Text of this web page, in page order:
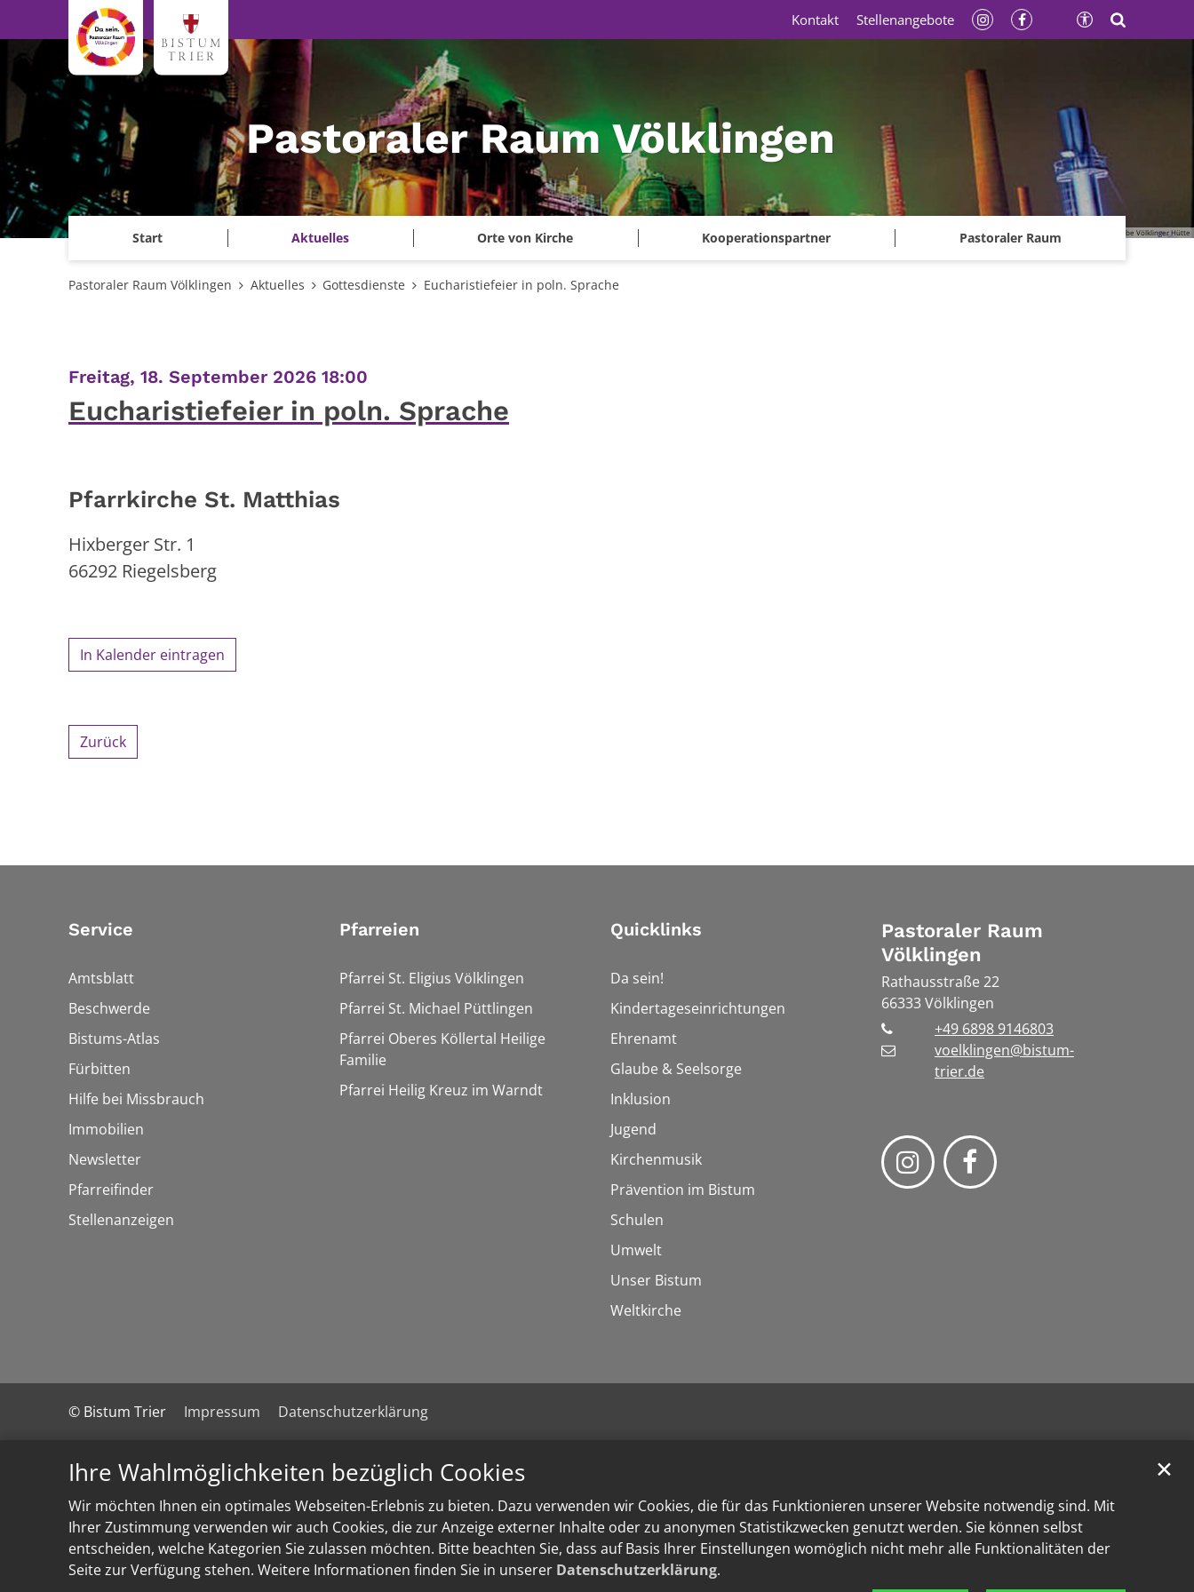
Ihre Wahlmöglichkeiten bezüglich Cookies
Wir möchten Ihnen ein optimales Webseiten-Erlebnis zu bieten. Dazu verwenden wir Cookies, die für das Funktionieren unserer Website notwendig sind. Mit
Ihrer Zustimmung verwenden wir auch Cookies, die zur Anzeige externer Inhalte oder zu anonymen Statistikzwecken genutzt werden. Sie können selbst
entscheiden, welche Kategorien Sie zulassen möchten. Bitte beachten Sie, dass auf Basis Ihrer Einstellungen womöglich nicht mehr alle Funktionalitäten der
Seite zur Verfügung stehen. Weitere Informationen finden Sie in unserer Datenschutzerklärung.
✕
Zum Inhalt springen
© Gerhard Kassner - Weltkulturerbe Völklinger Hütte
Pastoraler Raum Völklingen
Start Aktuelles Orte von Kirche Kooperationspartner Pastoraler Raum
Kontakt Stellenangebote
Pastoraler Raum Völklingen Aktuelles Gottesdienste Eucharistiefeier in poln. Sprache
Freitag, 18. September 2026 18:00
Eucharistiefeier in poln. Sprache
Pfarrkirche St. Matthias
Hixberger Str. 1
66292 Riegelsberg
In Kalender eintragen
Zurück
Service
Amtsblatt
Beschwerde
Bistums-Atlas
Fürbitten
Hilfe bei Missbrauch
Immobilien
Newsletter
Pfarreifinder
Stellenanzeigen
Pfarreien
Pfarrei St. Eligius Völklingen
Pfarrei St. Michael Püttlingen
Pfarrei Oberes Köllertal Heilige
Familie
Pfarrei Heilig Kreuz im Warndt
Quicklinks
Da sein!
Kindertageseinrichtungen
Ehrenamt
Glaube & Seelsorge
Inklusion
Jugend
Kirchenmusik
Prävention im Bistum
Schulen
Umwelt
Unser Bistum
Weltkirche
Pastoraler Raum
Völklingen
Rathausstraße 22
66333 Völklingen
+49 6898 9146803
voelklingen@bistum-
trier.de
© Bistum Trier Impressum Datenschutzerklärung